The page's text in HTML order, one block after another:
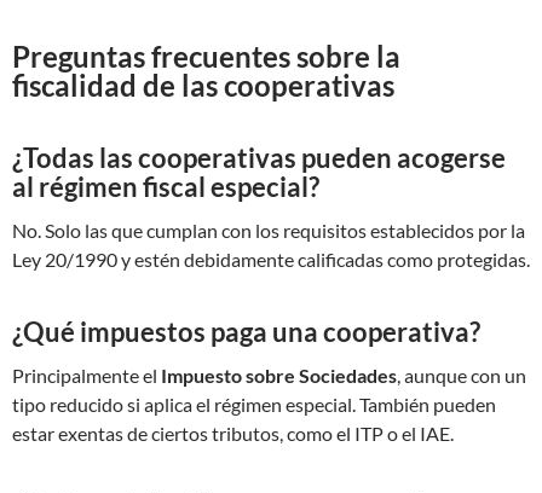
Preguntas frecuentes sobre la
fiscalidad de las cooperativas
¿Todas las cooperativas pueden acogerse
al régimen fiscal especial?
No. Solo las que cumplan con los requisitos establecidos por la
Ley 20/1990 y estén debidamente calificadas como protegidas.
¿Qué impuestos paga una cooperativa?
Principalmente el Impuesto sobre Sociedades, aunque con un
tipo reducido si aplica el régimen especial. También pueden
estar exentas de ciertos tributos, como el ITP o el IAE.